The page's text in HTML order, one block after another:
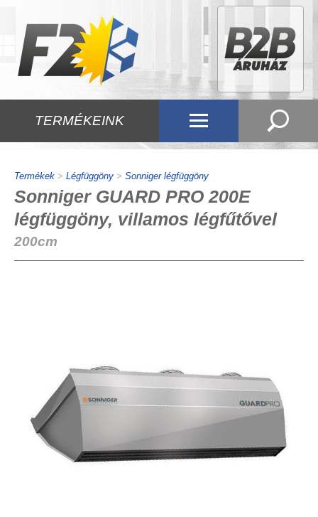
TERMÉKEINK
Termékek > Légfüggöny > Sonniger légfüggöny
Sonniger GUARD PRO 200E
légfüggöny, villamos légfűtővel
200cm